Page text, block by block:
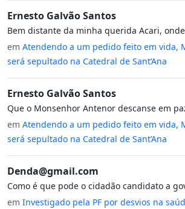
Ernesto Galvão Santos
Bem distante da minha querida Acari,
em Atendendo a um pedido feito em vida,
será sepultado na Catedral de Sant’Ana
Ernesto Galvão Santos
Que o Monsenhor Antenor descanse em
em Atendendo a um pedido feito em vida,
será sepultado na Catedral de Sant’Ana
Denda@gmail.com
Como é que pode o cidadão candidato a
em Investigado pela PF por desvios na